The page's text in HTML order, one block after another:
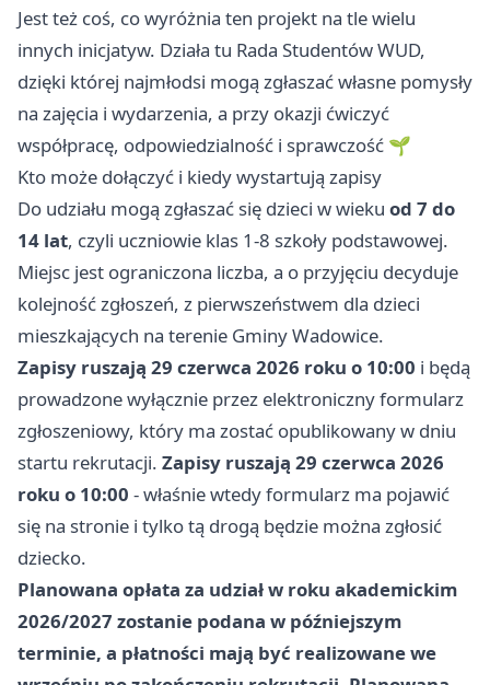
Jest też coś, co wyróżnia ten projekt na tle wielu
innych inicjatyw. Działa tu Rada Studentów WUD,
dzięki której najmłodsi mogą zgłaszać własne pomysły
na zajęcia i wydarzenia, a przy okazji ćwiczyć
współpracę, odpowiedzialność i sprawczość 🌱
Kto może dołączyć i kiedy wystartują zapisy
Do udziału mogą zgłaszać się dzieci w wieku od 7 do
14 lat, czyli uczniowie klas 1-8 szkoły podstawowej.
Miejsc jest ograniczona liczba, a o przyjęciu decyduje
kolejność zgłoszeń, z pierwszeństwem dla dzieci
mieszkających na terenie Gminy Wadowice.
Zapisy ruszają 29 czerwca 2026 roku o 10:00 i będą
prowadzone wyłącznie przez elektroniczny formularz
zgłoszeniowy, który ma zostać opublikowany w dniu
startu rekrutacji. Zapisy ruszają 29 czerwca 2026
roku o 10:00 - właśnie wtedy formularz ma pojawić
się na stronie i tylko tą drogą będzie można zgłosić
dziecko.
Planowana opłata za udział w roku akademickim
2026/2027 zostanie podana w późniejszym
terminie, a płatności mają być realizowane we